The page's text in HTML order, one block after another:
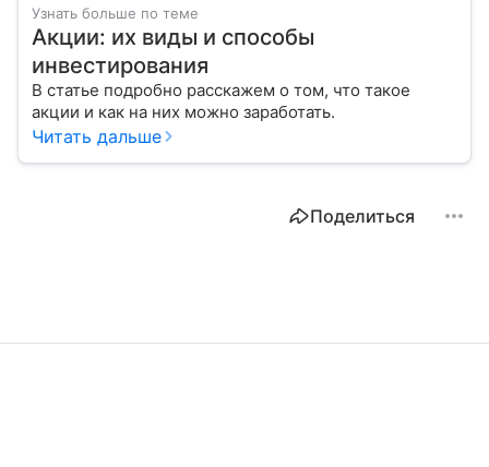
Узнать больше по теме
Акции: их виды и способы
инвестирования
В статье подробно расскажем о том, что такое
акции и как на них можно заработать.
Читать дальше
Поделиться